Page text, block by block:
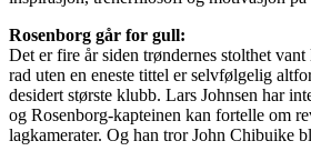
Rosenborg går for gull:
Det er fire år siden trøndernes stolthet vant
rad uten en eneste tittel er selvfølgelig
desidert største klubb. Lars Johnsen har
og Rosenborg-kapteinen kan fortelle om
lagkamerater. Og han tror John Chibuike